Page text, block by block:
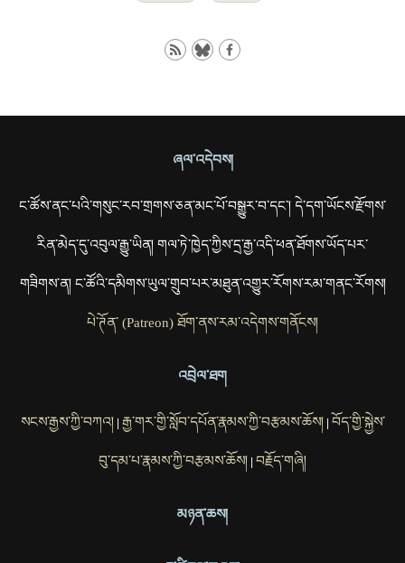
ཞལ་འདེབས།
ང་ཚོས་ནང་པའི་གསུང་རབ་གྲགས་ཅན་མང་པོ་བསྒྱུར་བ་དང་། དེ་དག་ཡོངས་རྫོགས་
རིན་མེད་དུ་འབུལ་རྒྱུ་ཡིན། གལ་ཏེ་ཁྱེད་ཀྱིས་དྲ་རྒྱ་འདི་ཕན་ཐོགས་ཡོད་པར་
གཟིགས་ན། ང་ཚོའི་དམིགས་ཡུལ་གྲུབ་པར་མཐུན་འགྱུར་རོགས་རམ་གནང་རོགས།
པེ་ཊོན་ (Patreon) ཐོག་ནས་རམ་འདེགས་གནོངས།
འབྲེལ་ཐག
སངས་རྒྱས་ཀྱི་བཀའ། རྒྱ་གར་གྱི་སློབ་དཔོན་རྣམས་ཀྱི་བརྩམས་ཆོས། བོད་གྱི་སྐྱེས་
བུ་དམ་པ་རྣམས་ཀྱི་བརྩམས་ཆོས། བརྗོད་གཞི།
མཉན་ཆས།